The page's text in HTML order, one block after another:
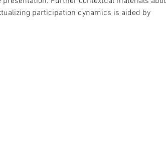
participation dynamics is aided by